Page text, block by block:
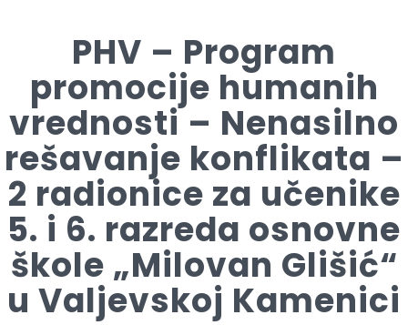
PHV – Program
promocije humanih
vrednosti – Nenasilno
rešavanje konflikata –
2 radionice za učenike
5. i 6. razreda osnovne
škole „Milovan Glišić“
u Valjevskoj Kamenici